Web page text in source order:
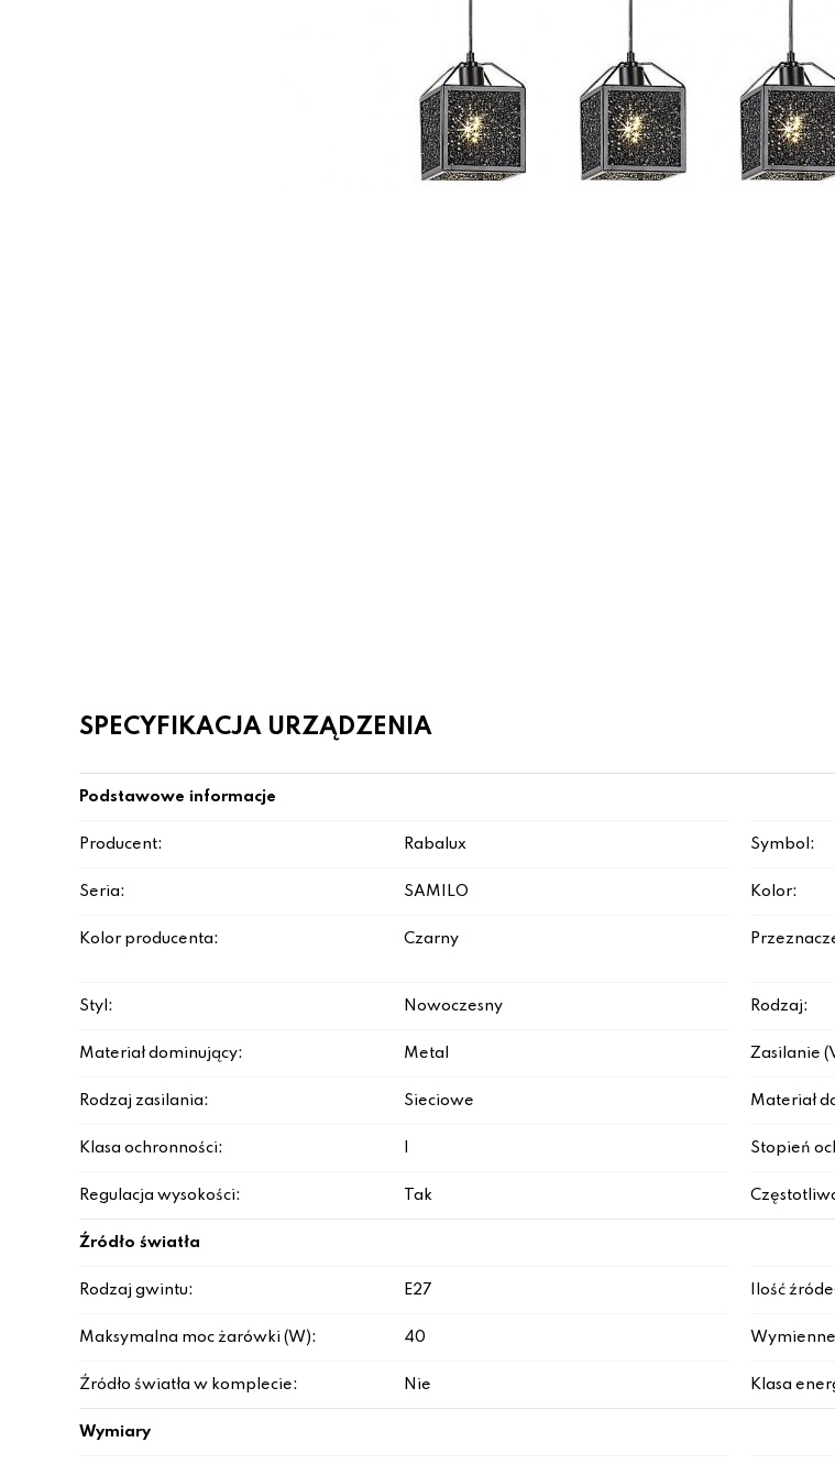
SPECYFIKACJA URZĄDZENIA
Podstawowe informacje
Producent: Rabalux Symbol:
Seria: SAMILO Kolor:
Kolor producenta: Czarny
Styl: Nowoczesny Rodzaj:
Materiał dominujący: Metal Zasilanie
Rodzaj zasilania: Sieciowe Materiał
Klasa ochronności: Stopień
Regulacja wysokości: Tak
Źródło światła
Rodzaj gwintu: E27 Ilość
Maksymalna moc żarówki (W): 40 Wymienne
Źródło światła w komplecie: Nie Klasa
Wymiary